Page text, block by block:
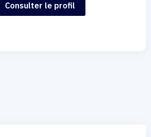
Consulter le profil